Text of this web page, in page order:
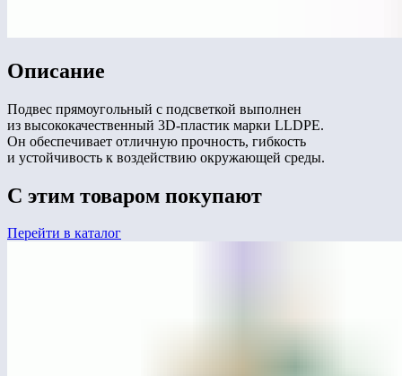
Описание
Подвес прямоугольный с подсветкой выполнен
из высококачественный 3D-пластик марки LLDPE.
Он обеспечивает отличную прочность, гибкость
и устойчивость к воздействию окружающей среды.
С этим товаром покупают
Перейти в каталог